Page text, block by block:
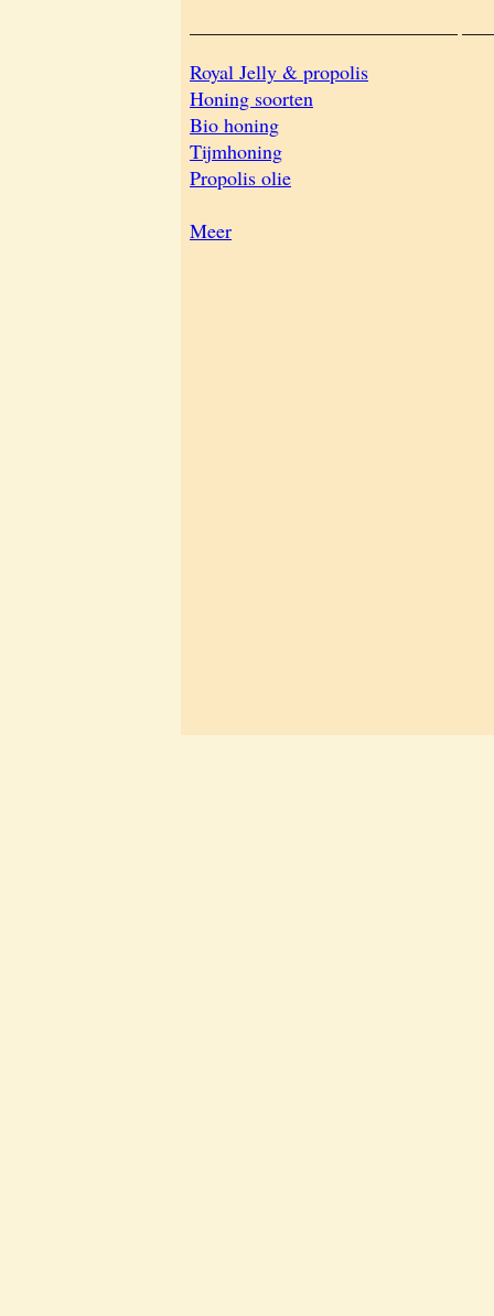
Royal Jelly & propolis
Honing soorten
Bio honing
Tijmhoning
Propolis olie
Meer